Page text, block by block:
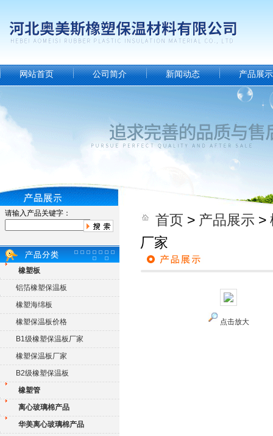
网站首页 公司简介 新闻动态 产品展示
请输入产品关键字：
橡塑板
铝箔橡塑保温板
橡塑海绵板
橡塑保温板价格
B1级橡塑保温板厂家
橡塑保温板厂家
B2级橡塑保温板
橡塑管
离心玻璃棉产品
华美离心玻璃棉产品
首页 > 产品展示 >
厂家
点击放大